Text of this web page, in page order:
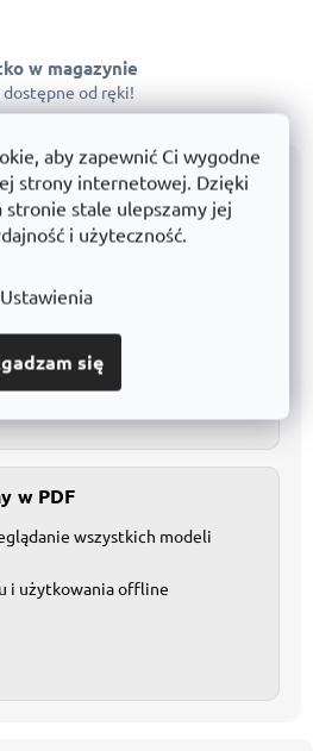
aby zapewnić Ci wygodne
strony internetowej. Dzięki
stronie stale ulepszamy jej
i użyteczność.
Ustawienia
się
w magazynie
dostępne od ręki!
przejrzyście w katalogu
i własne modyfikacje
w PDF
wszystkich modeli
i użytkowania offline